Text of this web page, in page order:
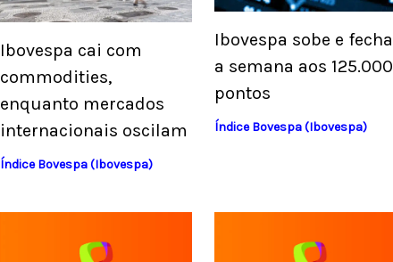
Ibovespa cai com
commodities,
enquanto mercados
internacionais oscilam
Índice Bovespa (Ibovespa)
Ibovespa sobe e fecha
a semana aos 125.000
pontos
Índice Bovespa (Ibovespa)